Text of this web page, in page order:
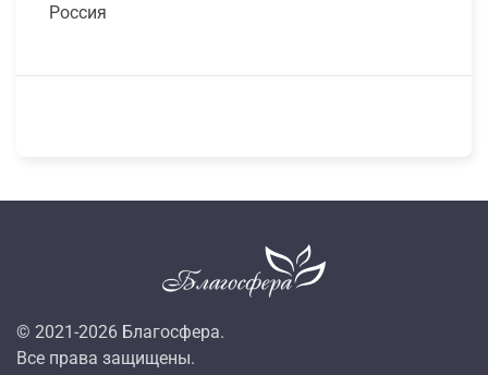
Россия
© 2021-2026 Благосфера.
Все права защищены.